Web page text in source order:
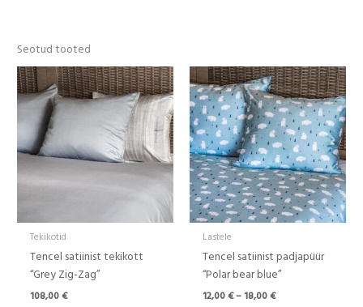
Seotud tooted
Tekikotid
Tencel satiinist tekikott
“Grey Zig-Zag”
108,00€
Lastele
Tencel satiinist padjapüür
“Polar bear blue”
12,00€–18,00€
Hinnavahemik:
12,00 €
kuni
18,00 €